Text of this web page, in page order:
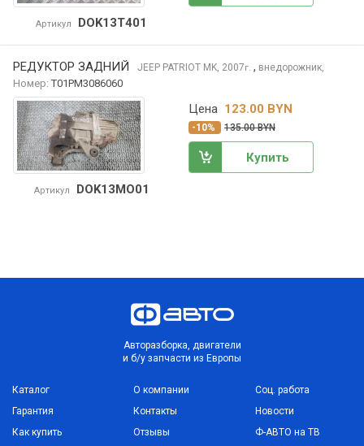
Артикул DOK13T401
РЕДУКТОР ЗАДНИЙ JEEP PATRIOT MK, 2007г. , внедорожник,
Номер: T01PM3086060
Артикул DOK13MO01
Цена 123.00 BYN
-10% 135.00 BYN
Купить
Авторазборка, двигатели
и б/у запчасти из Европы
Каталог
Гарантия
Как купить
О компании
Контакты
Отзывы
Соц. работа
Новости
Ф-АВТО на ТВ